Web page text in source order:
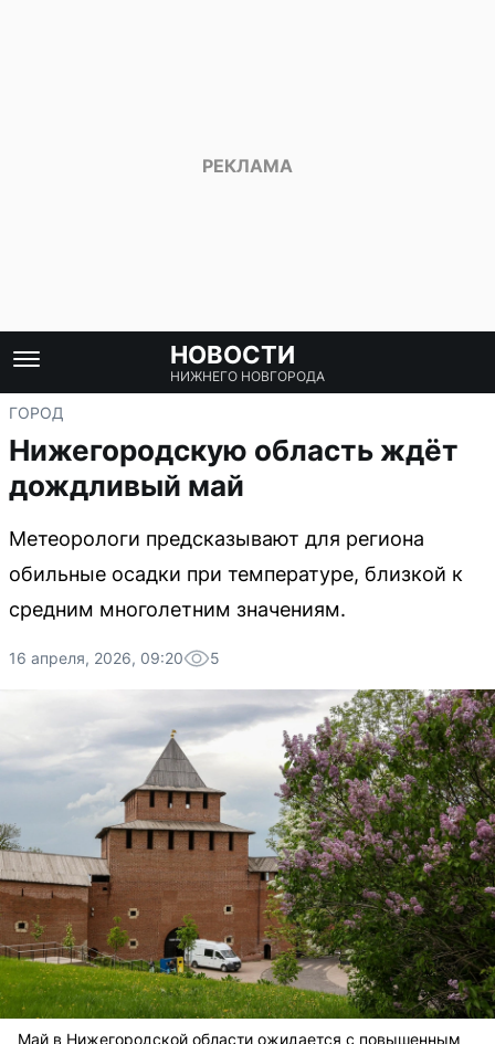
НОВОСТИ
НИЖНЕГО НОВГОРОДА
ГОРОД
Нижегородскую область ждёт
дождливый май
Метеорологи предсказывают для региона
обильные осадки при температуре, близкой к
средним многолетним значениям.
16 апреля, 2026, 09:20 5
Май в Нижегородской области ожидается с повышенным